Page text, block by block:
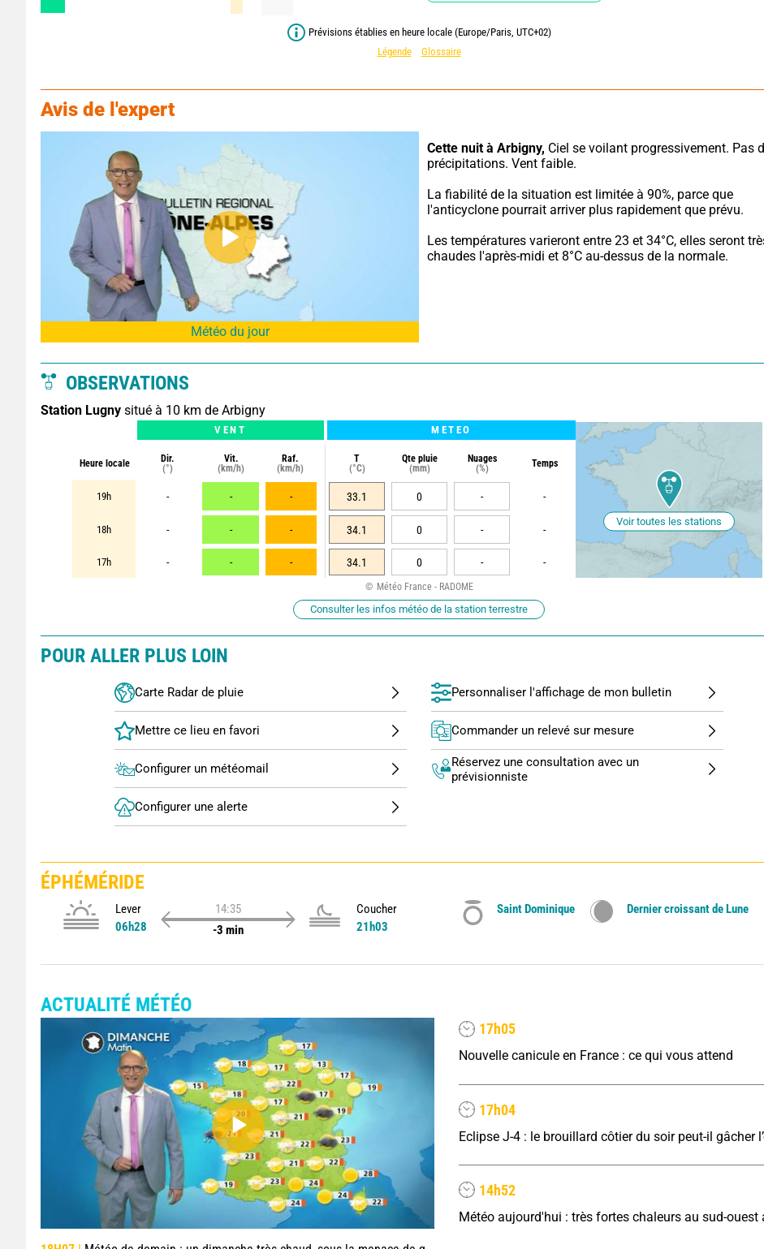
Prévisions établies en heure locale (Europe/Paris, UTC+02)
Légende
Glossaire
Avis de l'expert
Météo du jour
Cette nuit à Arbigny, Ciel se voilant progressivement. Pas
précipitations. Vent faible.
La fiabilité de la situation est limitée à 90%, parce que
l'anticyclone pourrait arriver plus rapidement que prévu.
Les températures varieront entre 23 et 34°C, elles seront
chaudes l'après-midi et 8°C au-dessus de la normale.
OBSERVATIONS
Station Lugny situé à 10 km de Arbigny
VENT METEO
Heure locale
Dir.
(°)
Vit.
(km/h)
Raf.
(km/h)
T
(°C)
Qte pluie
(mm)
Nuages
(%)
Temps
19h - - - 33.1 0 - -
18h - - - 34.1 0 - -
17h - - - 34.1 0 - -
Voir toutes les stations
Météo France - RADOME
Consulter les infos météo de la station terrestre
POUR ALLER PLUS LOIN
Carte Radar de pluie
Configurer un météomail
Configurer une alerte
Personnaliser l'affichage de mon bulletin
Commander un relevé sur mesure
Réservez une consultation avec un
prévisionniste
ÉPHÉMÉRIDE
Lever
06h28
14:35
-3 min
Coucher
21h03
Saint Dominique Dernier croissant de Lune
ACTUALITÉ MÉTÉO
17h05
Nouvelle canicule en France : ce qui vous attend
17h04
14h52